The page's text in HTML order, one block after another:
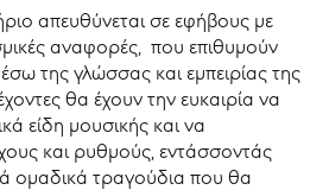
απευθύνεται σε εφήβους με
αναφορές, που επιθυμούν
της γλώσσας και εμπειρίας της
θα έχουν την ευκαιρία να
είδη μουσικής και να
και ρυθμούς, εντάσσοντάς
ομαδικά τραγούδια που θα